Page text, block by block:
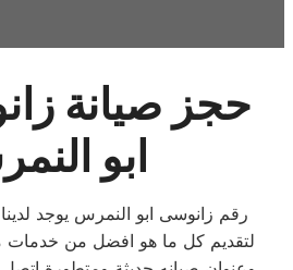
حجز صيانة
ابو
رقم زانوسى ابو النمرس يوجد
لتقديم كل ما هو افضل من خدمات